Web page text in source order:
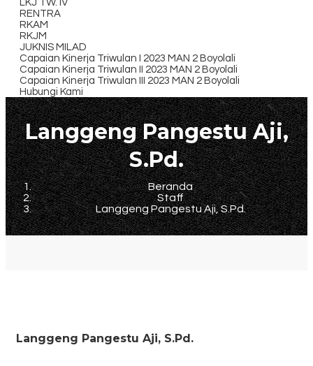
LKJ TW. IV
RENTRA
RKAM
RKJM
JUKNIS MILAD
Capaian Kinerja Triwulan I 2023 MAN 2 Boyolali
Capaian Kinerja Triwulan II 2023 MAN 2 Boyolali
Capaian Kinerja Triwulan III 2023 MAN 2 Boyolali
Hubungi Kami
Langgeng Pangestu Aji,
S.Pd.
Beranda
Staff
Langgeng Pangestu Aji, S.Pd.
Langgeng Pangestu Aji, S.Pd.